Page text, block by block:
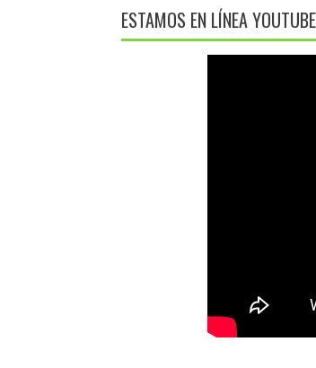
ESTAMOS EN LÍNEA YOUTUBE